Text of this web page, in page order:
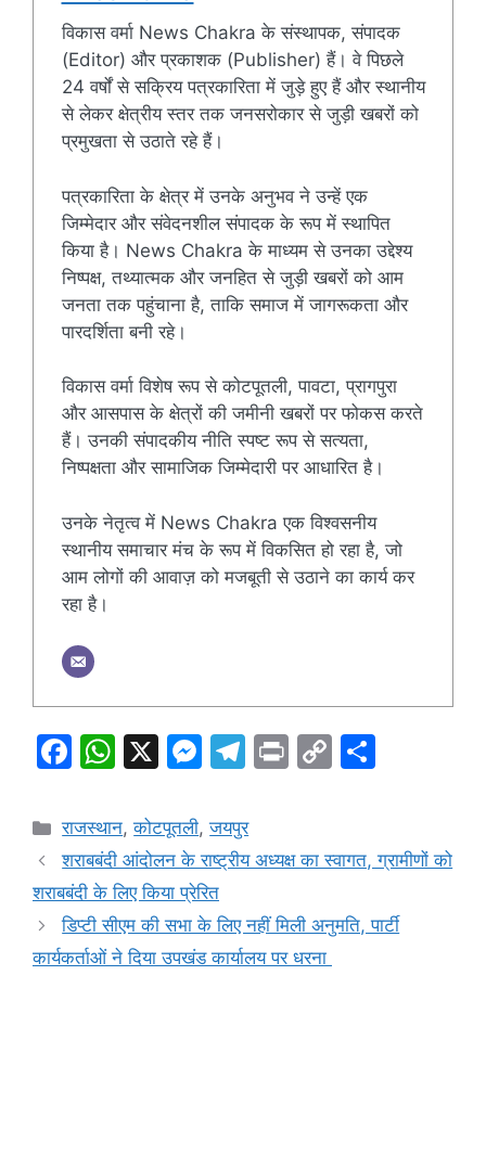
विकास वर्मा News Chakra के संस्थापक, संपादक
(Editor) और प्रकाशक (Publisher) हैं। वे पिछले
24 वर्षों से सक्रिय पत्रकारिता में जुड़े हुए हैं और स्थानीय
से लेकर क्षेत्रीय स्तर तक जनसरोकार से जुड़ी खबरों को
प्रमुखता से उठाते रहे हैं।
पत्रकारिता के क्षेत्र में उनके अनुभव ने उन्हें एक
जिम्मेदार और संवेदनशील संपादक के रूप में स्थापित
किया है। News Chakra के माध्यम से उनका उद्देश्य
निष्पक्ष, तथ्यात्मक और जनहित से जुड़ी खबरों को आम
जनता तक पहुंचाना है, ताकि समाज में जागरूकता और
पारदर्शिता बनी रहे।
विकास वर्मा विशेष रूप से कोटपूतली, पावटा, प्रागपुरा
और आसपास के क्षेत्रों की जमीनी खबरों पर फोकस करते
हैं। उनकी संपादकीय नीति स्पष्ट रूप से सत्यता,
निष्पक्षता और सामाजिक जिम्मेदारी पर आधारित है।
उनके नेतृत्व में News Chakra एक विश्वसनीय
स्थानीय समाचार मंच के रूप में विकसित हो रहा है, जो
आम लोगों की आवाज़ को मजबूती से उठाने का कार्य कर
रहा है।
F
c
e
b
o
o
W
at
s
A
p
p
X
M
s
s
e
n
g
T
e
gr
m
Pr C
y
n
e
Categories
राजस्थान,कोटपूतली,जयपुर
शराबबंदी आंदोलन के राष्ट्रीय अध्यक्ष का स्वागत, ग्रामीणों को
शराबबंदी के लिए किया प्रेरित
डिप्टी सीएम की सभा के लिए नहीं मिली अनुमति, पार्टी
कार्यकर्ताओं ने दिया उपखंड कार्यालय पर धरना